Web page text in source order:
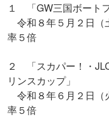
１ 「GW三国ボート
令和８年５月２日
率５倍
２ 「スカパー！・
リンスカップ」
令和８年６月２日
率５倍